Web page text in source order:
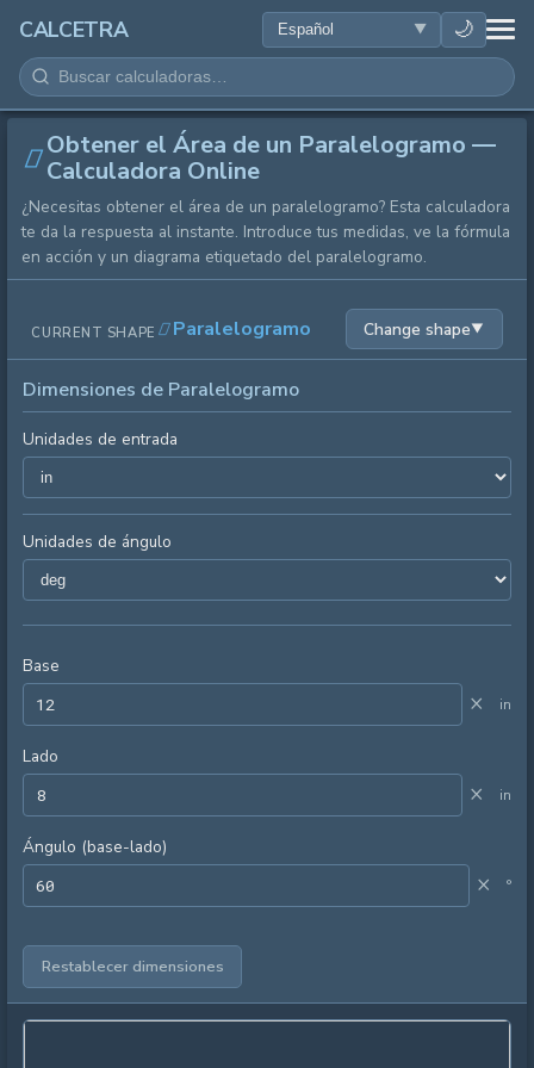
CALCETRA 🌙
MATEMÁTICAS
CONVERSIONES
CIENCIA
COTIDIANO
OTRAS HERRAMIENTAS
Obtener el Área de un Paralelogramo —
Calculadora Online
¿Necesitas obtener el área de un paralelogramo? Esta calculadora
te da la respuesta al instante. Introduce tus medidas, ve la fórmula
en acción y un diagrama etiquetado del paralelogramo.
CURRENT SHAPE Paralelogramo Change shape▼
Dimensiones de Paralelogramo
Unidades de entrada
Unidades de ángulo
Base
× in
Lado
× in
Ángulo (base-lado)
× °
Restablecer dimensiones